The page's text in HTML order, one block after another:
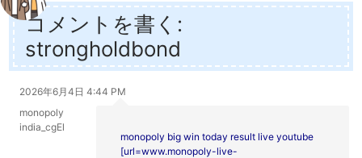
コメントを書く:
strongholdbond
2026年6月4日 4:44 PM
monopoly
india_cgEl
monopoly big win today result live youtube
[url=www.monopoly-live-